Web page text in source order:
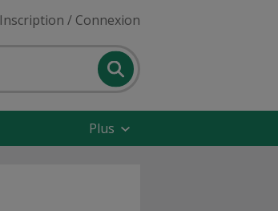
Inscription / Connexion
Plus